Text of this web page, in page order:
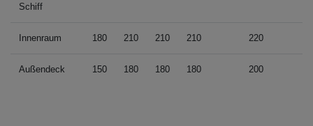
Schiff
Innenraum 180 210 210 210 220
Außendeck 150 180 180 180 200